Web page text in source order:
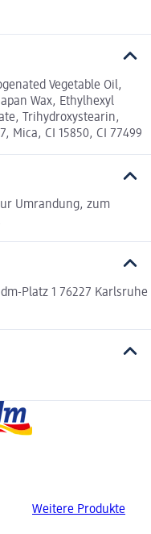
Vegetable Oil,
Wax, Ethylhexyl
Trihydroxystearin,
Mica, CI 15850, CI 77499
Umrandung, zum
Platz 1 76227 Karlsruhe
Weitere Produkte